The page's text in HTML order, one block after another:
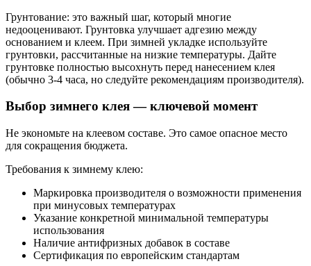
Грунтование: это важный шаг, который многие
недооценивают. Грунтовка улучшает адгезию между
основанием и клеем. При зимней укладке используйте
грунтовки, рассчитанные на низкие температуры. Дайте
грунтовке полностью высохнуть перед нанесением клея
(обычно 3-4 часа, но следуйте рекомендациям производителя).
Выбор зимнего клея — ключевой момент
Не экономьте на клеевом составе. Это самое опасное место
для сокращения бюджета.
Требования к зимнему клею:
Маркировка производителя о возможности применения
при минусовых температурах
Указание конкретной минимальной температуры
использования
Наличие антифризных добавок в составе
Сертификация по европейским стандартам